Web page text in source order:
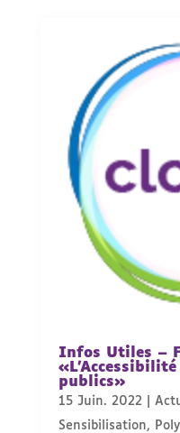
Infos Utiles –
publics»
15 Juin. 2022
Sensibilisation,